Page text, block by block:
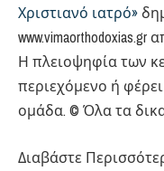
Χριστιανό ιατρό»
www.vimaorthodoxias.gr
Η πλειοψηφία των
περιεχόμενο ή
ομάδα. © Όλα τα
Διαβάστε